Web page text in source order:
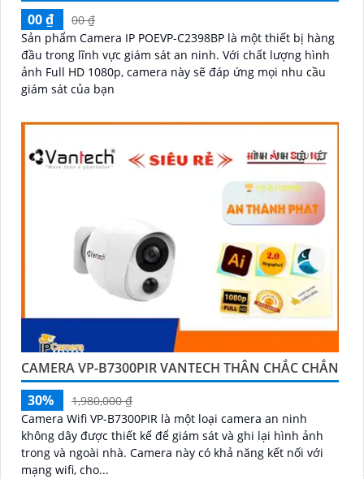
00 ₫
00 ₫
Sản phẩm Camera IP POEVP-C2398BP là một thiết bị hàng
đầu trong lĩnh vực giám sát an ninh. Với chất lượng hình
ảnh Full HD 1080p, camera này sẽ đáp ứng mọi nhu cầu
giám sát của bạn
CAMERA VP-B7300PIR VANTECH THÂN CHẮC CHẮN
30%
1,980,000 ₫
Camera Wifi VP-B7300PIR là một loại camera an ninh
không dây được thiết kế để giám sát và ghi lại hình ảnh
trong và ngoài nhà. Camera này có khả năng kết nối với
mạng wifi, cho...